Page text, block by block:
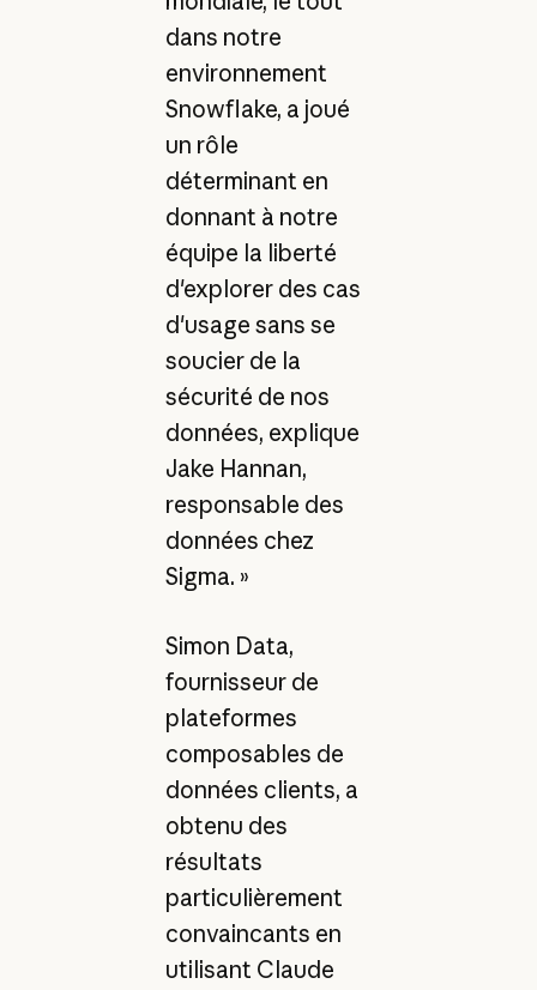
dans notre
environnement
Snowflake, a joué
un rôle
déterminant en
donnant à notre
équipe la liberté
d'explorer des cas
d'usage sans se
soucier de la
sécurité de nos
données, explique
Jake Hannan,
responsable des
données chez
Sigma. »
Simon Data,
fournisseur de
plateformes
composables de
données clients, a
obtenu des
résultats
particulièrement
convaincants en
utilisant Claude